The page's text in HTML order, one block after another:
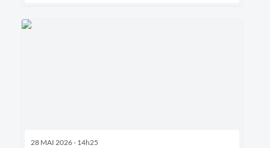
28 MAI 2026 - 14h25